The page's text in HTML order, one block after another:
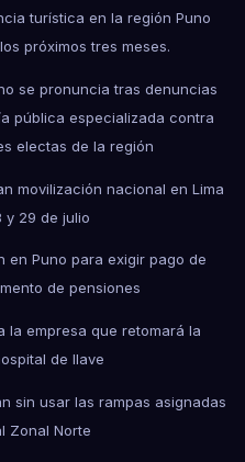
turística en la región Puno
próximos tres meses.
se pronuncia tras denuncias
pública especializada contra
electas de la región
movilización nacional en Lima
y 29 de julio
en Puno para exigir pago de
de pensiones
la empresa que retomará la
de Ilave
sin usar las rampas asignadas
Zonal Norte